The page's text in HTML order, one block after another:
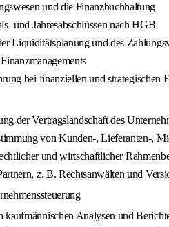
und die Finanzbuchhaltung
und Jahresabschlüssen nach HGB
Liquiditätsplanung und des
bei finanziellen und strategischen
der Vertragslandschaft des
von Kunden-, Lieferanten-,
und wirtschaftlicher
z. B. Rechtsanwälten und
Analysen und